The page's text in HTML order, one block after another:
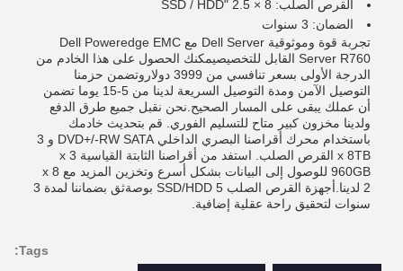
القرص الصلب: 8 × 2.5 "SSD / HDD
الضمان: 3 سنوات
تجربة قوة وموثوقية Dell Server مع Dell Poweredge EMC
Server R760 القابل للتخصيصيمكنك الحصول على هذا الخادم من
الدرجة الأولى بسعر تنافسي من 3999 دولاروتضمن حزمنا
التوصيل الآمن ومدة التوصيل السريعة لدينا من 5-15 يوما تضمن
أن عملك يبقى على المسار الصحيح.نحن نقبل جميع طرق الدفع
ولدينا مخزون كبير متاح للتسليم الفوري. قم بتحديث خادمك
باستخدام محرك أقراصنا البصري الداخلي DVD+/-RW SATA و 3
x 8TB القرص الصلب. استفد من أقراصنا الثابتة القياسية 3 x
960GB للوصول إلى البيانات بشكل أسرع وتخزين المزيد مع 8 x
2 لدينا.أجهزة القرص الصلب SSD/HDD 5 بوصةثق بضماننا لمدة 3
سنوات لتحقيق راحة عقلية إضافية.
Tags: